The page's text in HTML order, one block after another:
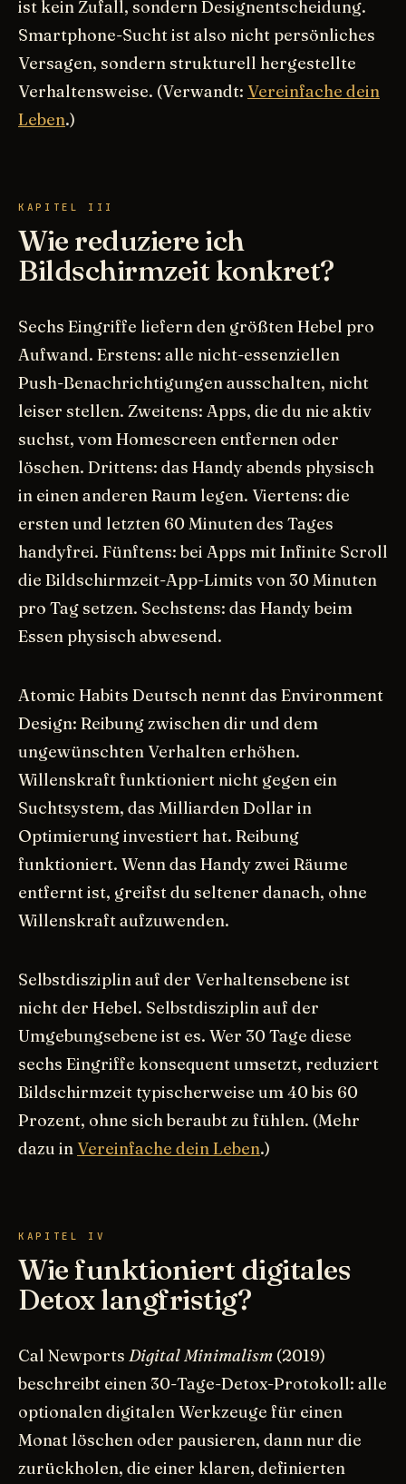
ist kein Zufall, sondern Designentscheidung.
Smartphone-Sucht ist also nicht persönliches
Versagen, sondern strukturell hergestellte
Verhaltensweise. (Verwandt: Vereinfache dein
Leben.)
KAPITEL III
Wie reduziere ich
Bildschirmzeit konkret?
Sechs Eingriffe liefern den größten Hebel pro
Aufwand. Erstens: alle nicht-essenziellen
Push-Benachrichtigungen ausschalten, nicht
leiser stellen. Zweitens: Apps, die du nie aktiv
suchst, vom Homescreen entfernen oder
löschen. Drittens: das Handy abends physisch
in einen anderen Raum legen. Viertens: die
ersten und letzten 60 Minuten des Tages
handyfrei. Fünftens: bei Apps mit Infinite Scroll
die Bildschirmzeit-App-Limits von 30 Minuten
pro Tag setzen. Sechstens: das Handy beim
Essen physisch abwesend.
Atomic Habits Deutsch nennt das Environment
Design: Reibung zwischen dir und dem
ungewünschten Verhalten erhöhen.
Willenskraft funktioniert nicht gegen ein
Suchtsystem, das Milliarden Dollar in
Optimierung investiert hat. Reibung
funktioniert. Wenn das Handy zwei Räume
entfernt ist, greifst du seltener danach, ohne
Willenskraft aufzuwenden.
Selbstdisziplin auf der Verhaltensebene ist
nicht der Hebel. Selbstdisziplin auf der
Umgebungsebene ist es. Wer 30 Tage diese
sechs Eingriffe konsequent umsetzt, reduziert
Bildschirmzeit typischerweise um 40 bis 60
Prozent, ohne sich beraubt zu fühlen. (Mehr
dazu in Vereinfache dein Leben.)
KAPITEL IV
Wie funktioniert digitales
Detox langfristig?
Cal Newports Digital Minimalism (2019)
beschreibt einen 30-Tage-Detox-Protokoll: alle
optionalen digitalen Werkzeuge für einen
Monat löschen oder pausieren, dann nur die
zurückholen, die einer klaren, definierten